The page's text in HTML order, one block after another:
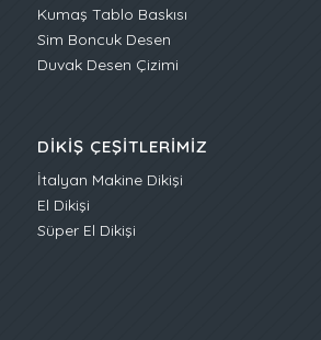
Kumaş Tablo Baskısı
Sim Boncuk Desen
Duvak Desen Çizimi
DIKIŞ ÇEŞITLERIMIZ
İtalyan Makine Dikişi
El Dikişi
Süper El Dikişi